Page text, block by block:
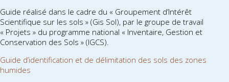
Guide réalisé dans le cadre du « Groupement d’Intérêt
Scientifique sur les sols » (Gis Sol), par le groupe de travail
« Projets » du programme national « Inventaire, Gestion et
Conservation des Sols » (IGCS).
Guide d’identification et de délimitation des sols des zones
humides